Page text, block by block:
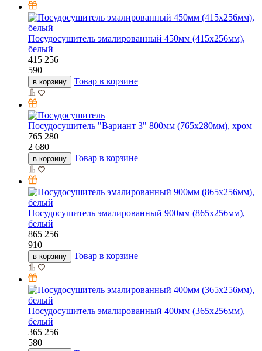
Посудосушитель эмалированный 450мм (415х256мм),
белый
415 256
590
в корзину Товар в корзине
Посудосушитель "Вариант 3" 800мм (765х280мм), хром
765 280
2 680
в корзину Товар в корзине
Посудосушитель эмалированный 900мм (865х256мм),
белый
865 256
910
в корзину Товар в корзине
Посудосушитель эмалированный 400мм (365х256мм),
белый
365 256
580